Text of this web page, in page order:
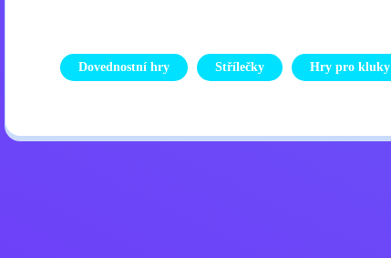
Dovednostní hry Střílečky Hry pro kluky